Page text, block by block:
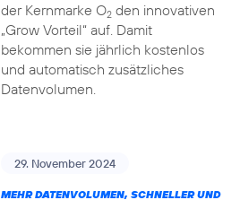
der Kernmarke O2den innovativen
„Grow Vorteil“ auf. Damit
bekommen sie jährlich kostenlos
und automatisch zusätzliches
Datenvolumen.
29. November 2024
MEHR DATENVOLUMEN, SCHNELLER UND